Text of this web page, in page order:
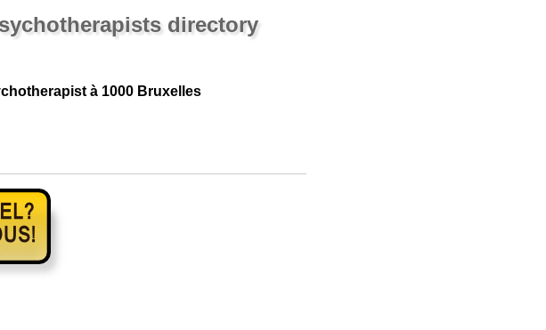
directory
à 1000 Bruxelles